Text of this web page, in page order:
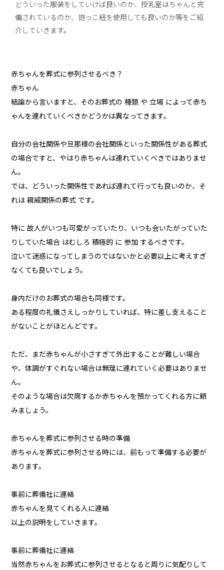
どういった服装をしていけば良いのか、授乳室はちゃんと完
備されているのか、抱っこ紐を使用しても良いのか等をご紹
介していきます。
赤ちゃんを葬式に参列させるべき？
赤ちゃん
結論から言いますと、そのお葬式の 種類 や 立場 によって赤ち
ゃんを連れていくべきかどうかは異なってきます。
自分の会社関係や旦那様の会社関係といった関係性がある葬式
の場合ですと、やはり赤ちゃんは連れていくべきではありませ
ん。
では、どういった関係性であれば連れて行っても良いのか、そ
れは 親戚関係の葬式 です。
特に 故人がいつも可愛がっていたり、いつも会いたがっていた
りしていた場合 はむしろ 積極的 に 参加 するべきです。
泣いて迷惑になってしまうのではないかと必要以上に考えすぎ
なくても良いでしょう。
身内だけのお葬式の場合も同様です。
ある程度の礼儀さえしっかりしていれば、特に差し支えること
がないことがほとんどです。
ただ、まだ赤ちゃんが小さすぎて外出することが難しい場合
や、体調がすぐれない場合は無理に連れていく必要はありませ
ん。
そのような場合は欠席するか赤ちゃんを預かってくれる方に頼
みましょう。
赤ちゃんを葬式に参列させる時の準備
赤ちゃんを葬式に参列させる時には、前もって準備する必要が
あります。
事前に葬儀社に連絡
赤ちゃんを見てくれる人に連絡
以上の説明をしていきます。
事前に葬儀社に連絡
当然赤ちゃんをお葬式に参列させるとなると周りに気配りして